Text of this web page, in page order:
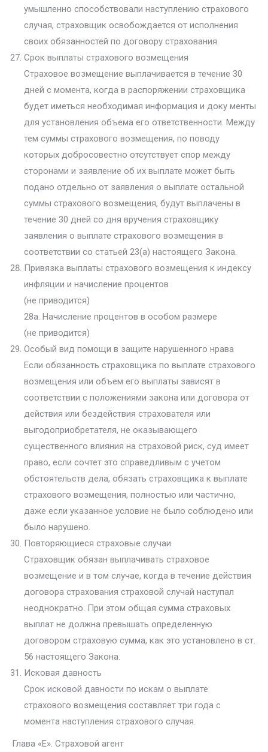
умышленно способствовали наступлению страхового
случая, страховщик освобождается от исполнения
своих обязанностей по договору страхования.
Срок выплаты страхового возмещения
Страховое возмещение выплачивается в течение 30
дней с момента, когда в распоряжении страховщика
будет иметься необходимая информация и доку менты
для установления объема его ответственности. Между
тем суммы страхового возмещения, по поводу
которых добросовестно отсутствует спор между
сторонами и заявление об их выплате может быть
подано отдельно от заявления о выплате остальной
суммы страхового возмещения, будут выплачены в
течение 30 дней со дня вручения страховщику
заявления о выплате страхового возмещения в
соответствии со статьей 23(a) настоящего Закона.
Привязка выплаты страхового возмещения к индексу
инфляции и начисление процентов
(не приводится)
28а. Начисление процентов в особом размере
(не приводится)
Особый вид помощи в защите нарушенного нрава
Если обязанность страховщика по выплате страхового
возмещения или объем его выплаты зависят в
соответствии с положениями закона или договора от
действия или бездействия страхователя или
выгодоприобретателя, не оказывающего
существенного влияния на страховой риск, суд имеет
право, если сочтет это справедливым с учетом
обстоятельств дела, обязать страховщика к выплате
страхового возмещения, полностью или частично,
даже если указанное условие не было соблюдено или
было нарушено.
Повторяющиеся страховые случаи
Страховщик обязан выплачивать страховое
возмещение и в том случае, когда в течение действия
договора страхования страховой случай наступал
неоднократно. При этом общая сумма страховых
выплат не должна превышать определенную
договором страховую сумма, как это установлено в ст.
56 настоящего Закона.
Исковая давность
Срок исковой давности по искам о выплате
страхового возмещения составляет три года с
момента наступления страхового случая.
Глава «Е». Страховой агент